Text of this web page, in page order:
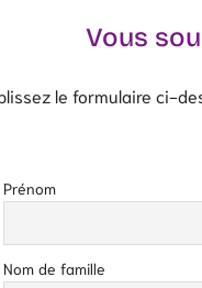
Vous
le formulaire ci-
Prénom
Nom de famille